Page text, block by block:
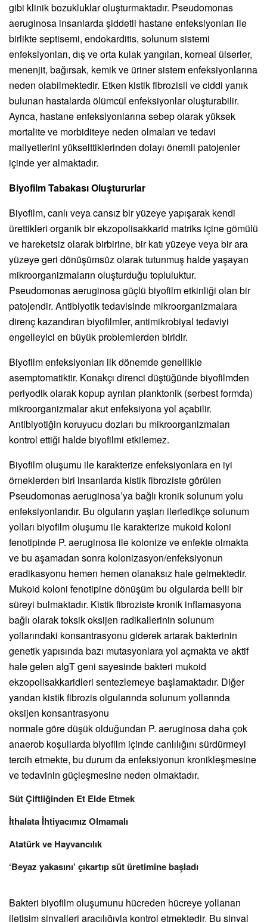
gibi klinik bozukluklar oluşturmaktadır. Pseudomonas
aeruginosa insanlarda şiddetli hastane enfeksiyonları ile
birlikte septisemi, endokarditis, solunum sistemi
enfeksiyonları, dış ve orta kulak yangıları, korneal ülserler,
menenjit, bağırsak, kemik ve üriner sistem enfeksiyonlarına
neden olabilmektedir. Etken kistik fibrozisli ve ciddi yanık
bulunan hastalarda ölümcül enfeksiyonlar oluşturabilir.
Ayrıca, hastane enfeksiyonlarına sebep olarak yüksek
mortalite ve morbiditeye neden olmaları ve tedavi
maliyetlerini yükselttiklerinden dolayı önemli patojenler
içinde yer almaktadır.
Biyofilm Tabakası Oluştururlar
Biyofilm, canlı veya cansız bir yüzeye yapışarak kendi
ürettikleri organik bir ekzopolisakkarid matriks içine gömülü
ve hareketsiz olarak birbirine, bir katı yüzeye veya bir ara
yüzeye geri dönüşümsüz olarak tutunmuş halde yaşayan
mikroorganizmaların oluşturduğu topluluktur.
Pseudomonas aeruginosa güçlü biyofilm etkinliği olan bir
patojendir. Antibiyotik tedavisinde mikroorganizmalara
direnç kazandıran biyofilmler, antimikrobiyal tedaviyi
engelleyici en büyük problemlerden biridir.
Biyofilm enfeksiyonları ilk dönemde genellikle
asemptomatiktir. Konakçı direnci düştüğünde biyofilmden
periyodik olarak kopup ayrılan planktonik (serbest formda)
mikroorganizmalar akut enfeksiyona yol açabilir.
Antibiyotiğin koruyucu dozları bu mikroorganizmaları
kontrol ettiği halde biyofilmi etkilemez.
Biyofilm oluşumu ile karakterize enfeksiyonlara en iyi
örneklerden biri insanlarda kistik fibroziste görülen
Pseudomonas aeruginosa’ya bağlı kronik solunum yolu
enfeksiyonlarıdır. Bu olguların yaşları ilerledikçe solunum
yolları biyofilm oluşumu ile karakterize mukoid koloni
fenotipinde P. aeruginosa ile kolonize ve enfekte olmakta
ve bu aşamadan sonra kolonizasyon/enfeksiyonun
eradikasyonu hemen hemen olanaksız hale gelmektedir.
Mukoid koloni fenotipine dönüşüm bu olgularda belli bir
süreyi bulmaktadır. Kistik fibroziste kronik inflamasyona
bağlı olarak toksik oksijen radikallerinin solunum
yollarındaki konsantrasyonu giderek artarak bakterinin
genetik yapısında bazı mutasyonlara yol açmakta ve aktif
hale gelen algT geni sayesinde bakteri mukoid
ekzopolisakkaridleri sentezlemeye başlamaktadır. Diğer
yandan kistik fibrozis olgularında solunum yollarında
oksijen konsantrasyonu
normale göre düşük olduğundan P. aeruginosa daha çok
anaerob koşullarda biyofilm içinde canlılığını sürdürmeyi
tercih etmekte, bu durum da enfeksiyonun kronikleşmesine
ve tedavinin güçleşmesine neden olmaktadır.
Süt Çiftliğinden Et Elde Etmek
İthalata İhtiyacımız Olmamalı
Atatürk ve Hayvancılık
‘Beyaz yakasını’ çıkartıp süt üretimine başladı
Bakteri biyofilm oluşumunu hücreden hücreye yollanan
iletişim sinyalleri aracılığıyla kontrol etmektedir. Bu sinyal